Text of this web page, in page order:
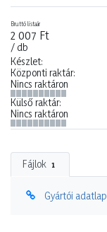
Bruttó listaár
2 007 Ft
/ db
Készlet:
Központi raktár:
Nincs raktáron
Külső raktár:
Nincs raktáron
Fájlok 1
Gyártói adatlap